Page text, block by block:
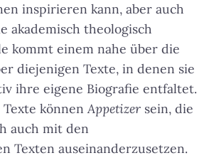
inspirieren kann, aber auch
akademisch theologisch
kommt einem nahe über die
diejenigen Texte, in denen sie
ihre eigene Biografie entfaltet.
Texte könnenAppetizer sein, die
auch mit den
Texten auseinanderzusetzen.